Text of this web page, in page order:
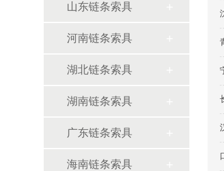
山东链条索具
河南链条索具
湖北链条索具
湖南链条索具
广东链条索具
海南链条索具